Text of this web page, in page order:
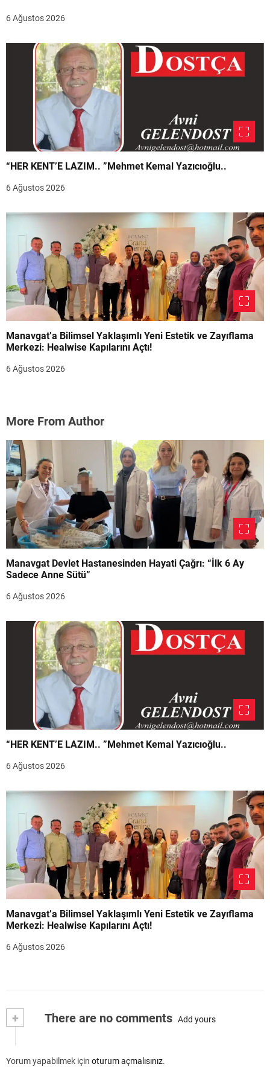
6 Ağustos 2026
“HER KENT’E LAZIM.. ”Mehmet Kemal Yazıcıoğlu..
6 Ağustos 2026
Manavgat’a Bilimsel Yaklaşımlı Yeni Estetik ve Zayıflama
Merkezi: Healwise Kapılarını Açtı!
6 Ağustos 2026
More From Author
Manavgat Devlet Hastanesinden Hayati Çağrı: “İlk 6 Ay
Sadece Anne Sütü”
6 Ağustos 2026
“HER KENT’E LAZIM.. ”Mehmet Kemal Yazıcıoğlu..
6 Ağustos 2026
Manavgat’a Bilimsel Yaklaşımlı Yeni Estetik ve Zayıflama
Merkezi: Healwise Kapılarını Açtı!
6 Ağustos 2026
+ There are no comments Add yours
Yorum yapabilmek için oturum açmalısınız.